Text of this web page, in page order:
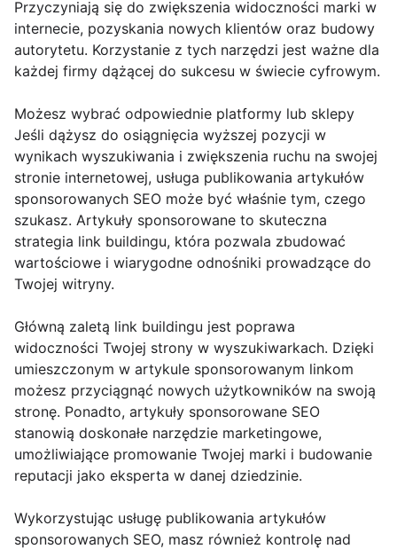
Przyczyniają się do zwiększenia widoczności marki w
internecie, pozyskania nowych klientów oraz budowy
autorytetu. Korzystanie z tych narzędzi jest ważne dla
każdej firmy dążącej do sukcesu w świecie cyfrowym.
Możesz wybrać odpowiednie platformy lub sklepy
Jeśli dążysz do osiągnięcia wyższej pozycji w
wynikach wyszukiwania i zwiększenia ruchu na swojej
stronie internetowej, usługa publikowania artykułów
sponsorowanych SEO może być właśnie tym, czego
szukasz. Artykuły sponsorowane to skuteczna
strategia link buildingu, która pozwala zbudować
wartościowe i wiarygodne odnośniki prowadzące do
Twojej witryny.
Główną zaletą link buildingu jest poprawa
widoczności Twojej strony w wyszukiwarkach. Dzięki
umieszczonym w artykule sponsorowanym linkom
możesz przyciągnąć nowych użytkowników na swoją
stronę. Ponadto, artykuły sponsorowane SEO
stanowią doskonałe narzędzie marketingowe,
umożliwiające promowanie Twojej marki i budowanie
reputacji jako eksperta w danej dziedzinie.
Wykorzystując usługę publikowania artykułów
sponsorowanych SEO, masz również kontrolę nad